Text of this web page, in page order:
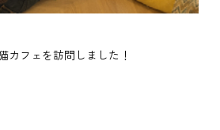
カフェを訪問しました！